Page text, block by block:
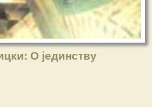
О јединству